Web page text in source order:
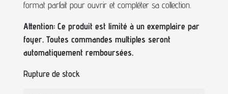
format parfait pour ouvrir et compléter sa collection.
Attention: Ce produit est limité à un exemplaire par
foyer. Toutes commandes multiples seront
automatiquement remboursées.
Rupture de stock